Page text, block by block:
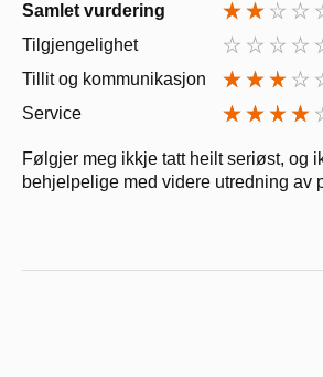
Samlet vurdering
Tilgjengelighet
Tillit og kommunikasjon
Service
Følgjer meg ikkje tatt heilt seriøst, og
behjelpelige med videre utredning av